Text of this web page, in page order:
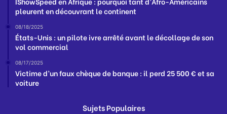
pleurent en découvrant le continent
08/18/2025
États-Unis : un pilote ivre arrêté avant le décollage de son
vol commercial
08/17/2025
Victime d’un faux chèque de banque : il perd 25 500 € et sa
voiture
Sujets Populaires